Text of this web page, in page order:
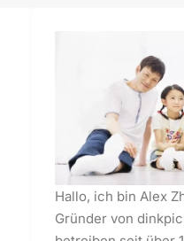
Hallo, ich bin Alex
Gründer von